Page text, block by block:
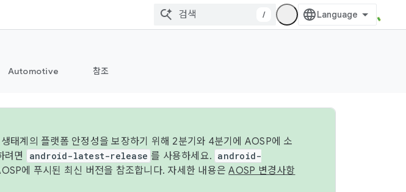
/
Automotive 참조
태계의 플랫폼 안정성을 보장하기 위해 2분기와 4분기에 AOSP에 소
려면
android-latest-release 를 사용하세요. android-
에 푸시된 최신 버전을 참조합니다. 자세한 내용은AOSP 변경사항